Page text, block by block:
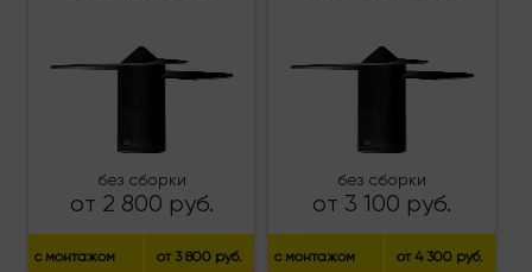
без сборки
от 2 800 руб.
с монтажом от 3 800 руб.
без сборки
от 3 100 руб.
с монтажом от 4 300 руб.